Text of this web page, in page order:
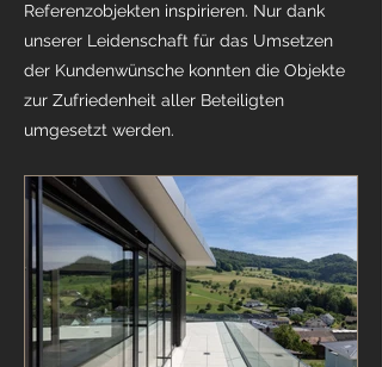
Referenzobjekten inspirieren. Nur dank
unserer Leidenschaft für das Umsetzen
der Kundenwünsche konnten die Objekte
zur Zufriedenheit aller Beteiligten
umgesetzt werden.